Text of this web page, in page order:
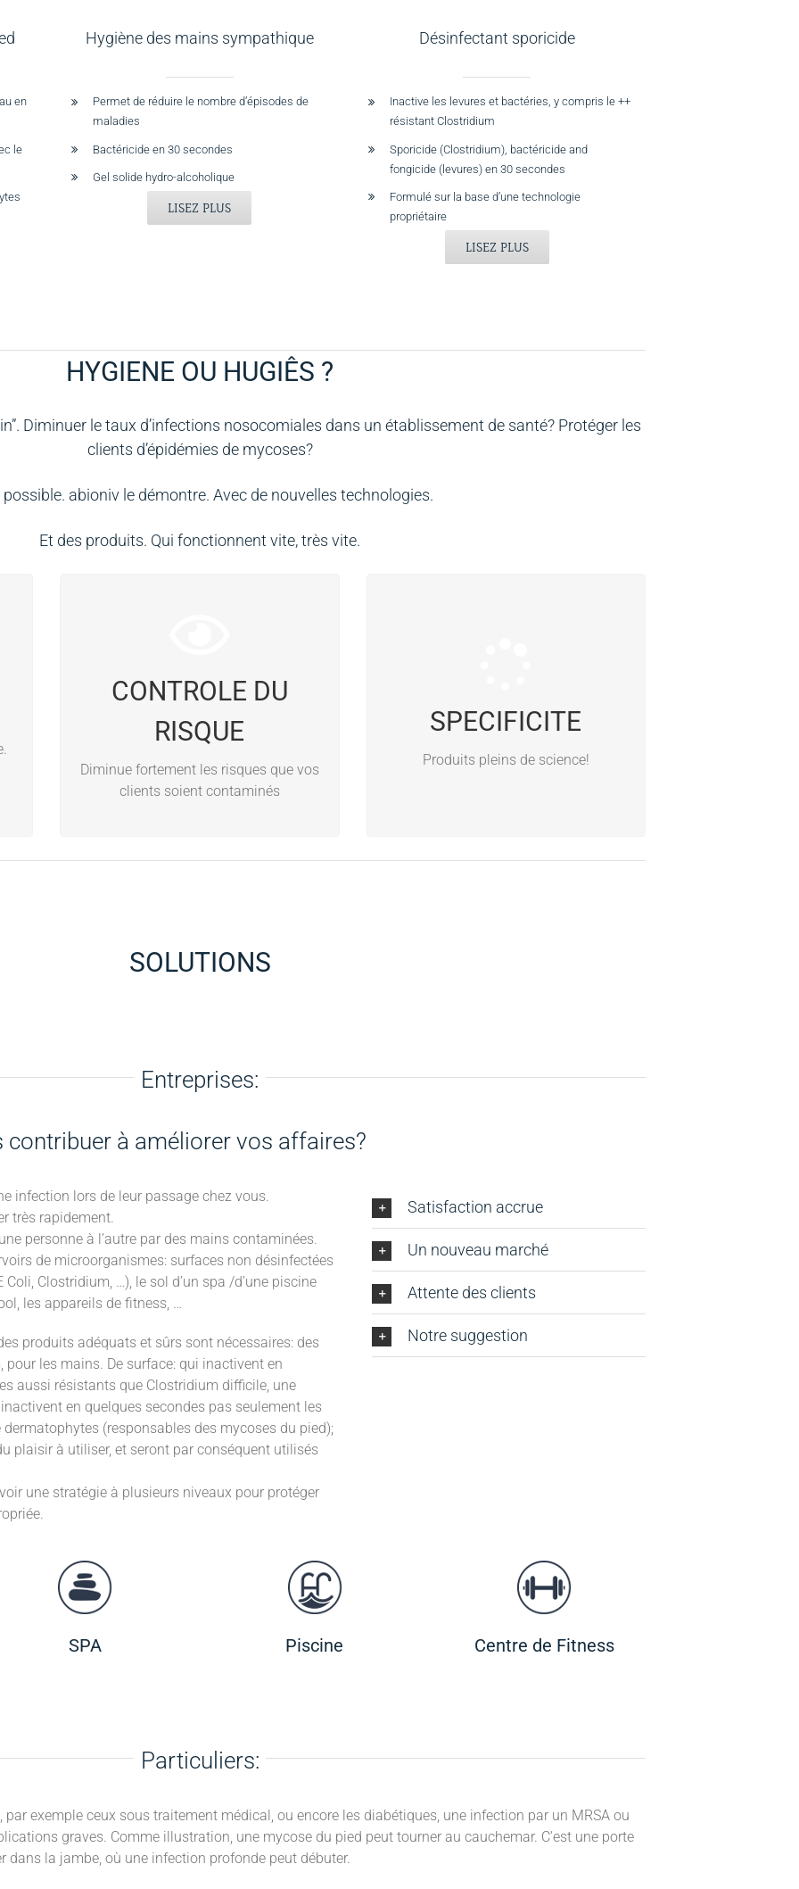
en
le
Hygiène des mains sympathique
Permet de réduire le nombre d’épisodes de
maladies
Bactéricide en 30 secondes
Gel solide hydro-alcoholique
LISEZ PLUS
Désinfectant sporicide
Inactive les levures et bactéries, y compris le ++
résistant Clostridium
Sporicide (Clostridium), bactéricide and
fongicide (levures) en 30 secondes
Formulé sur la base d’une technologie
propriétaire
LISEZ PLUS
HYGIENE OU HUGIÊS ?
Diminuer le taux d’infections nosocomiales dans un établissement de santé? Protéger les
clients d’épidémies de mycoses?
possible. abioniv le démontre. Avec de nouvelles technologies.
Et des produits. Qui fonctionnent vite, très vite.
CONTROLE DU
RISQUE
Diminue fortement les risques que vos
clients soient contaminés
Reduit les risques d’une infection
Reduit les risques d’infection
médical
SPECIFICITE
Produits pleins de science!
Formule avancée
SOLUTIONS
Entreprises:
à améliorer vos affaires?
infection lors de leur passage chez vous.
très rapidement.
personne à l’autre par des mains contaminées.
de microorganismes: surfaces non désinfectées
Clostridium, …), le sol d’un spa /d’une piscine
les appareils de fitness, …
produits adéquats et sûrs sont nécessaires: des
les mains. De surface: qui inactivent en
aussi résistants que Clostridium difficile, une
en quelques secondes pas seulement les
(responsables des mycoses du pied);
plaisir à utiliser, et seront par conséquent utilisés
une stratégie à plusieurs niveaux pour protéger
Satisfaction accrue
Un nouveau marché
Attente des clients
Notre suggestion
SPA Piscine Centre de Fitness
Particuliers:
exemple ceux sous traitement médical, ou encore les diabétiques, une infection par un MRSA ou
graves. Comme illustration, une mycose du pied peut tourner au cauchemar. C’est une porte
dans la jambe, où une infection profonde peut débuter.